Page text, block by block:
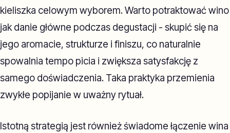
kieliszka celowym wyborem. Warto potraktować wino
jak danie główne podczas degustacji - skupić się na
jego aromacie, strukturze i finiszu, co naturalnie
spowalnia tempo picia i zwiększa satysfakcję z
samego doświadczenia. Taka praktyka przemienia
zwykłe popijanie w uważny rytuał.
Istotną strategią jest również świadome łączenie wina